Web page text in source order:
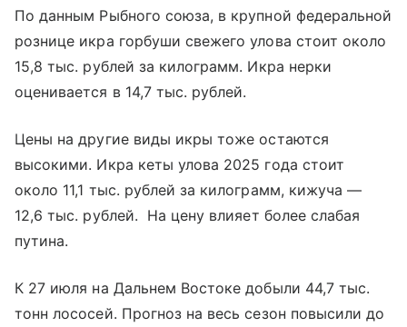
По данным Рыбного союза, в крупной федеральной
рознице икра горбуши свежего улова стоит около
15,8 тыс. рублей за килограмм. Икра нерки
оценивается в 14,7 тыс. рублей.
Цены на другие виды икры тоже остаются
высокими. Икра кеты улова 2025 года стоит
около 11,1 тыс. рублей за килограмм, кижуча —
12,6 тыс. рублей. На цену влияет более слабая
путина.
К 27 июля на Дальнем Востоке добыли 44,7 тыс.
тонн лососей. Прогноз на весь сезон повысили до